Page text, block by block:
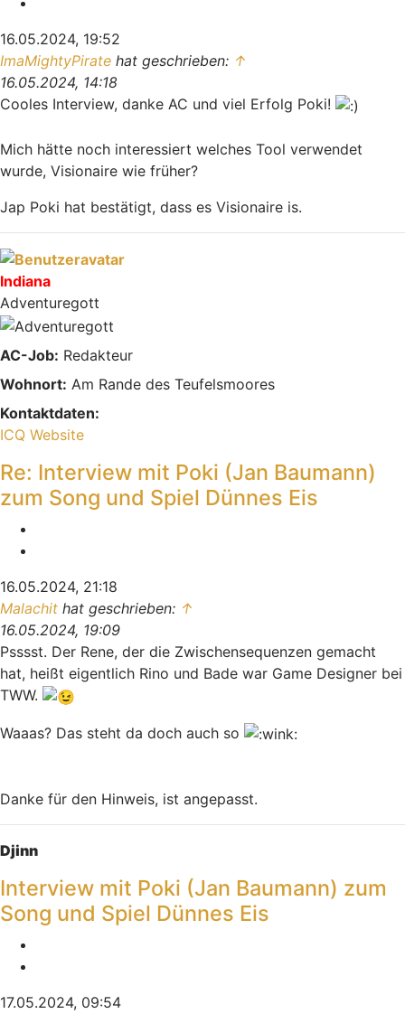
16.05.2024, 19:52
ImaMightyPirate hat geschrieben: ↑
16.05.2024, 14:18
Cooles Interview, danke AC und viel Erfolg Poki!
Mich hätte noch interessiert welches Tool verwendet
wurde, Visionaire wie früher?
Jap Poki hat bestätigt, dass es Visionaire is.
Indiana
Adventuregott
AC-Job: Redakteur
Wohnort: Am Rande des Teufelsmoores
Kontaktdaten:
Kontaktdaten von Indiana
ICQ Website
Re: Interview mit Poki (Jan Baumann)
zum Song und Spiel Dünnes Eis
16.05.2024, 21:18
Malachit hat geschrieben: ↑
16.05.2024, 19:09
Psssst. Der Rene, der die Zwischensequenzen gemacht
hat, heißt eigentlich Rino und Bade war Game Designer bei
TWW.
Waaas? Das steht da doch auch so
Danke für den Hinweis, ist angepasst.
Nach oben
Djinn
Interview mit Poki (Jan Baumann) zum
Song und Spiel Dünnes Eis
17.05.2024, 09:54